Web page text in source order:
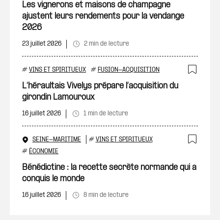
Les vignerons et maisons de champagne
ajustent leurs rendements pour la vendange
2026
23 juillet 2026 2 min de lecture
# VINS ET SPIRITUEUX # FUSION-ACQUISITION
L’héraultais Vivelys prépare l’acquisition du
girondin Lamouroux
16 juillet 2026 1 min de lecture
SEINE-MARITIME # VINS ET SPIRITUEUX
# ÉCONOMIE
Bénédictine : la recette secrète normande qui a
conquis le monde
16 juillet 2026 8 min de lecture